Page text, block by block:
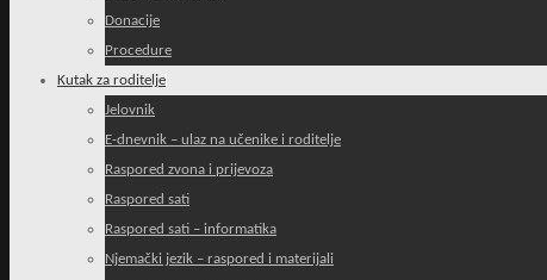
Donacije
Procedure
Kutak za roditelje
Jelovnik
E-dnevnik – ulaz na učenike i roditelje
Raspored zvona i prijevoza
Raspored sati
Raspored sati – informatika
Njemački jezik – raspored i materijali